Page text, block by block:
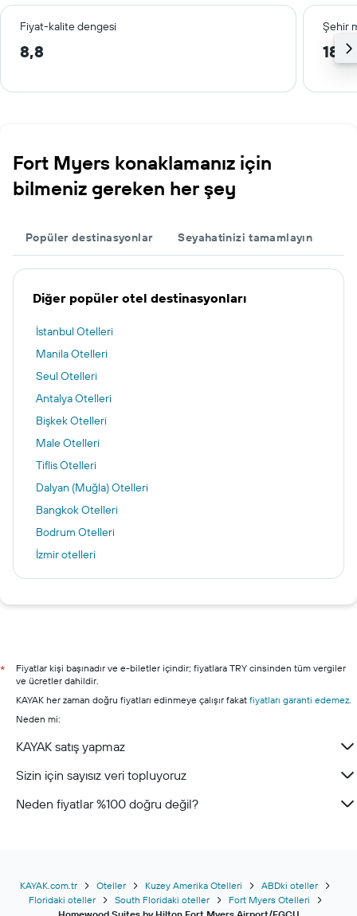
Fiyat-kalite dengesi Şehir
8,8
Fort Myers konaklamanız için
bilmeniz gereken her şey
Popüler destinasyonlar Seyahatinizi tamamlayın
Diğer popüler otel destinasyonları
İstanbul Otelleri
Manila Otelleri
Seul Otelleri
Antalya Otelleri
Bişkek Otelleri
Male Otelleri
Tiflis Otelleri
Dalyan (Muğla) Otelleri
Bangkok Otelleri
Bodrum Otelleri
İzmir otelleri
Ankara otelleri
Kuşadası otelleri
*
Fiyatlar kişi başınadır ve e-biletler içindir; fiyatlara TRY cinsinden tüm vergiler
ve ücretler dahildir.
KAYAK her zaman doğru fiyatları edinmeye çalışır fakat fiyatları garanti edemez.
Neden mi:
KAYAK satış yapmaz
Sizin için sayısız veri topluyoruz
Neden fiyatlar %100 doğru değil?
KAYAK.com.tr Oteller Kuzey Amerika Otelleri
ABDki oteller
Floridaki oteller
South Floridaki oteller
Fort Myers Otelleri